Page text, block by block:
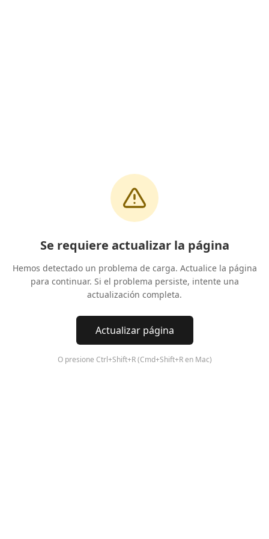
Se requiere actualizar la página
Hemos detectado un problema de carga. Actualice la página
para continuar. Si el problema persiste, intente una
actualización completa.
Actualizar página
O presione Ctrl+Shift+R (Cmd+Shift+R en Mac)